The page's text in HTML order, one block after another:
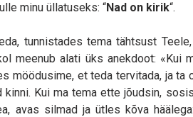
minu üllatuseks: “Nad on kirik“.
tunnistades tema tähtsust
meenub alati üks anekdoot: «Kui
möödusime, et teda tervitada, ja ta
Kui ma tema ette jõudsin,
avas silmad ja ütles kõva